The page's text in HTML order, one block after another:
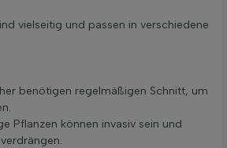
vielseitig und passen in verschiedene
benötigen regelmäßigen Schnitt, um
Pflanzen können invasiv sein und